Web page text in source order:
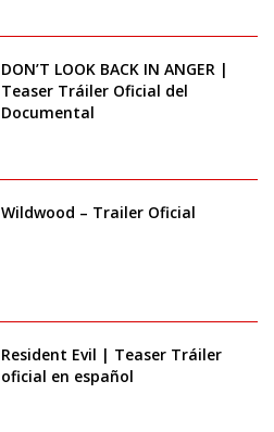
DON’T LOOK BACK IN ANGER |
Teaser Tráiler Oficial del
Documental
Wildwood – Trailer Oficial
Resident Evil | Teaser Tráiler
oficial en español